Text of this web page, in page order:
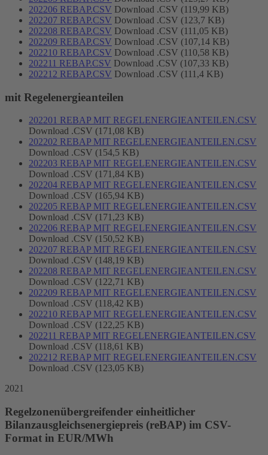
202206 REBAP.CSV Download .CSV (119,99 KB)
202207 REBAP.CSV Download .CSV (123,7 KB)
202208 REBAP.CSV Download .CSV (111,05 KB)
202209 REBAP.CSV Download .CSV (107,14 KB)
202210 REBAP.CSV Download .CSV (110,58 KB)
202211 REBAP.CSV Download .CSV (107,33 KB)
202212 REBAP.CSV Download .CSV (111,4 KB)
mit Regelenergieanteilen
202201 REBAP MIT REGELENERGIEANTEILEN.CSV
Download .CSV (171,08 KB)
202202 REBAP MIT REGELENERGIEANTEILEN.CSV
Download .CSV (154,5 KB)
202203 REBAP MIT REGELENERGIEANTEILEN.CSV
Download .CSV (171,84 KB)
202204 REBAP MIT REGELENERGIEANTEILEN.CSV
Download .CSV (165,94 KB)
202205 REBAP MIT REGELENERGIEANTEILEN.CSV
Download .CSV (171,23 KB)
202206 REBAP MIT REGELENERGIEANTEILEN.CSV
Download .CSV (150,52 KB)
202207 REBAP MIT REGELENERGIEANTEILEN.CSV
Download .CSV (148,19 KB)
202208 REBAP MIT REGELENERGIEANTEILEN.CSV
Download .CSV (122,71 KB)
202209 REBAP MIT REGELENERGIEANTEILEN.CSV
Download .CSV (118,42 KB)
202210 REBAP MIT REGELENERGIEANTEILEN.CSV
Download .CSV (122,25 KB)
202211 REBAP MIT REGELENERGIEANTEILEN.CSV
Download .CSV (118,61 KB)
202212 REBAP MIT REGELENERGIEANTEILEN.CSV
Download .CSV (123,05 KB)
2021
Regelzonenübergreifender einheitlicher
Bilanzausgleichsenergiepreis (reBAP) im CSV-
Format in EUR/MWh